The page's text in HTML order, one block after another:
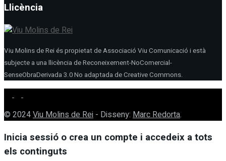
Llicència
Viu Molins de Rei és propietat de Associació Viu Comunicació i està
subjecte a una llicència de Reconeixement-NoComercial-
SenseObraDerivada 3.0 No adaptada de Creative Commons.
© 2024Viu Molins de Rei - Disseny: Marc Redorta.
Inicia sessió o crea un compte i accedeix a tots
els continguts